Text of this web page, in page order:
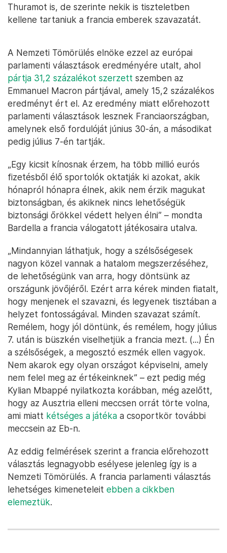
Thuramot is, de szerinte nekik is tiszteletben
kellene tartaniuk a francia emberek szavazatát.
A Nemzeti Tömörülés elnöke ezzel az európai
parlamenti választások eredményére utalt, ahol
pártja 31,2 százalékot szerzett szemben az
Emmanuel Macron pártjával, amely 15,2 százalékos
eredményt ért el. Az eredmény miatt előrehozott
parlamenti választások lesznek Franciaországban,
amelynek első fordulóját június 30-án, a másodikat
pedig július 7-én tartják.
„Egy kicsit kínosnak érzem, ha több millió eurós
fizetésből élő sportolók oktatják ki azokat, akik
hónapról hónapra élnek, akik nem érzik magukat
biztonságban, és akiknek nincs lehetőségük
biztonsági őrökkel védett helyen élni” – mondta
Bardella a francia válogatott játékosaira utalva.
„Mindannyian láthatjuk, hogy a szélsőségesek
nagyon közel vannak a hatalom megszerzéséhez,
de lehetőségünk van arra, hogy döntsünk az
országunk jövőjéről. Ezért arra kérek minden fiatalt,
hogy menjenek el szavazni, és legyenek tisztában a
helyzet fontosságával. Minden szavazat számít.
Remélem, hogy jól döntünk, és remélem, hogy július
7. után is büszkén viselhetjük a francia mezt. (...) Én
a szélsőségek, a megosztó eszmék ellen vagyok.
Nem akarok egy olyan országot képviselni, amely
nem felel meg az értékeinknek” – ezt pedig még
Kylian Mbappé nyilatkozta korábban, még azelőtt,
hogy az Ausztria elleni meccsen orrát törte volna,
ami miatt kétséges a játéka a csoportkör további
meccsein az Eb-n.
Az eddig felmérések szerint a francia előrehozott
választás legnagyobb esélyese jelenleg így is a
Nemzeti Tömörülés. A francia parlamenti választás
lehetséges kimeneteleit ebben a cikkben
elemeztük.